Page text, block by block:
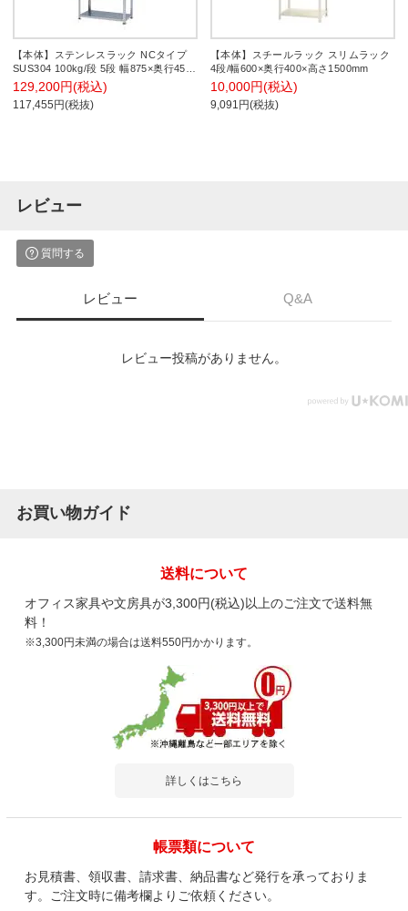
【本体】ステンレスラック NCタイプ
SUS304 100kg/段 5段 幅875×奥行450×
高さ1800mm
129,200円(税込)
117,455円(税抜)
【本体】スチールラック スリムラック
4段/幅600×奥行400×高さ1500mm
10,000円(税込)
9,091円(税抜)
レビュー
質問する
レビュー Q&A
レビュー投稿がありません。
お買い物ガイド
送料について
オフィス家具や文房具が3,300円(税込)以上のご注文で送料無
料！
※3,300円未満の場合は送料550円かかります。
詳しくはこちら
帳票類について
お見積書、領収書、請求書、納品書など発行を承っておりま
す。ご注文時に備考欄よりご依頼ください。